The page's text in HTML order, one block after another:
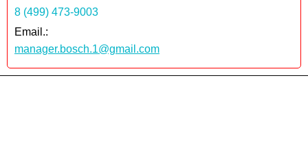
8 (499) 473-9003
Email.:
manager.bosch.1@gmail.com